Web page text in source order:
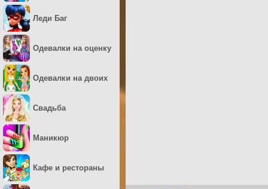
Леди Баг
Одевалки на оценку
Одевалки на двоих
Свадьба
Маникюр
Кафе и рестораны